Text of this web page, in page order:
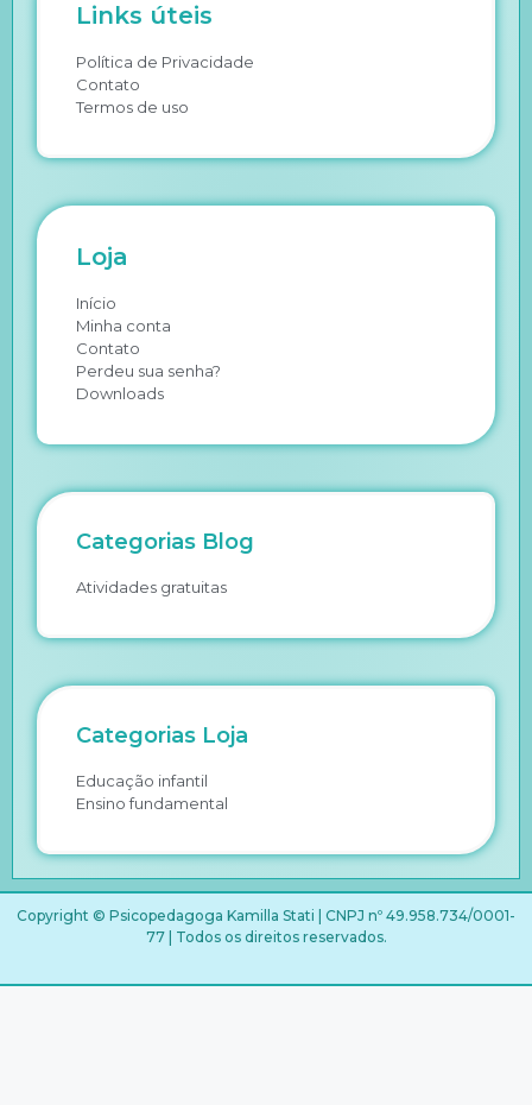
Links úteis
Política de Privacidade
Contato
Termos de uso
Loja
Início
Minha conta
Contato
Perdeu sua senha?
Downloads
Categorias Blog
Atividades gratuitas
Categorias Loja
Educação infantil
Ensino fundamental
Copyright © Psicopedagoga Kamilla Stati | CNPJ nº 49.958.734/0001-
77 | Todos os direitos reservados.